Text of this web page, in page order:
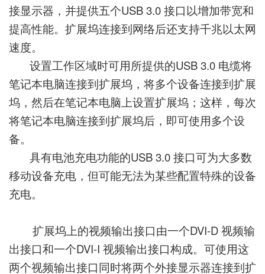
接显示器，并提供五个USB 3.0 接口以增加带宽和
提高性能。扩展坞连接到网络后还支持千兆以太网
速度。
设置工作区域时可用所提供的USB 3.0 电缆将
笔记本电脑连接到扩展坞，将多个设备连接到扩展
坞，然后在笔记本电脑上设置扩展坞；这样，每次
将笔记本电脑连接到扩展坞后，即可使用多个设
备。
具有电池充电功能的USB 3.0 接口可为大多数
移动设备充电，但可能无法为某些配置特殊的设备
充电。
扩展坞上的视频输出接口由一个DVI-D 视频输
出接口和一个DVI-I 视频输出接口构成。可使用这
两个视频输出接口同时将两个外接显示器连接到扩